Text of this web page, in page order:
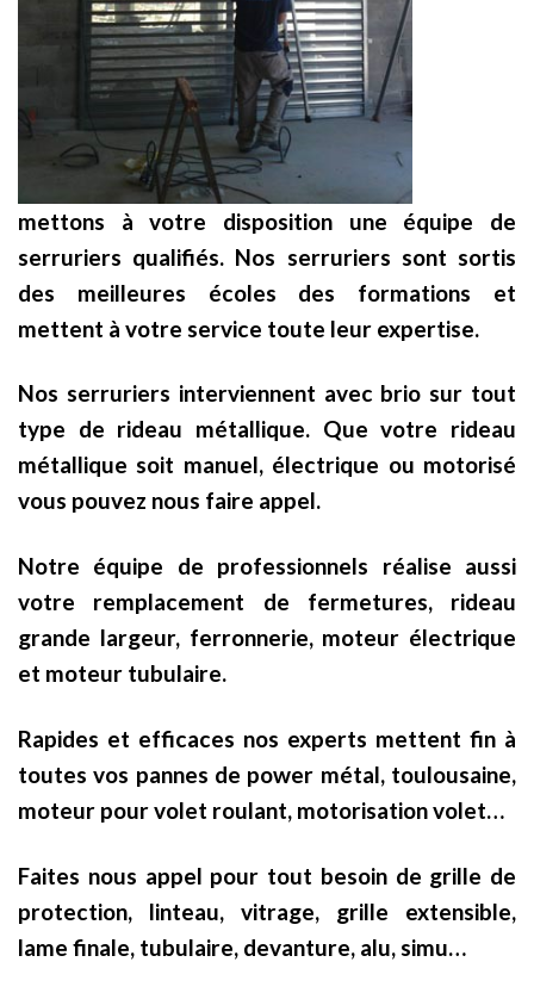
mettons à votre disposition une équipe de
serruriers qualifiés. Nos serruriers sont sortis
des meilleures écoles des formations et
mettent à votre service toute leur expertise.
Nos serruriers interviennent avec brio sur tout
type de rideau métallique. Que votre rideau
métallique soit manuel, électrique ou motorisé
vous pouvez nous faire appel.
Notre équipe de professionnels réalise aussi
votre remplacement de fermetures, rideau
grande largeur, ferronnerie, moteur électrique
et moteur tubulaire.
Rapides et efficaces nos experts mettent fin à
toutes vos pannes de power métal, toulousaine,
moteur pour volet roulant, motorisation volet…
Faites nous appel pour tout besoin de grille de
protection, linteau, vitrage, grille extensible,
lame finale, tubulaire, devanture, alu, simu…